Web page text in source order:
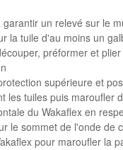
un relevé sur le
la tuile d'au moins un
préformer et
supérieure et
les tuiles puis maroufler
du Wakaflex en
le sommet de l'onde de
pour maroufler la